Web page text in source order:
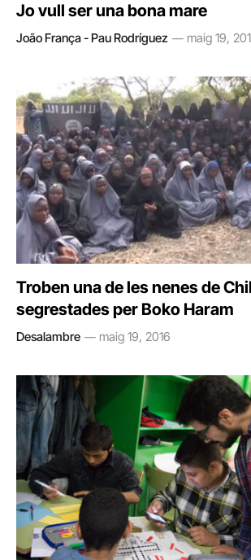
Jo vull ser una bona mare
João França - Pau Rodríguez maig 19,
Troben una de les nenes de
segrestades per Boko Haram
Desalambre maig 19, 2016